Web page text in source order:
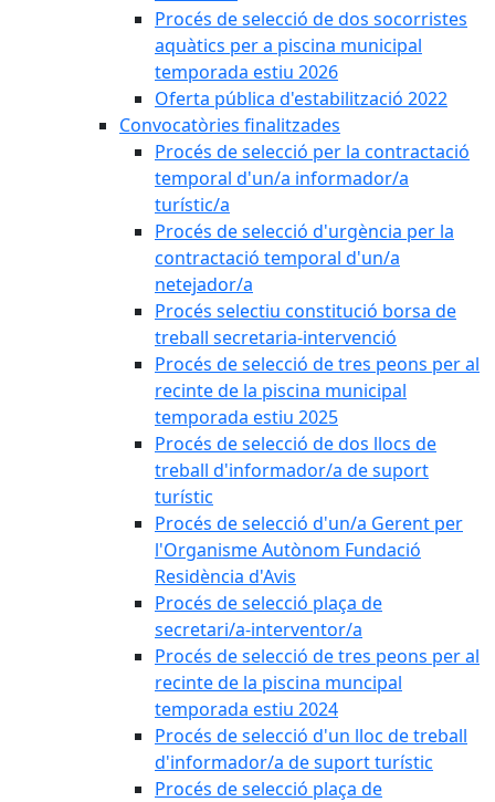
Procés de selecció de dos socorristes
aquàtics per a piscina municipal
temporada estiu 2026
Oferta pública d'estabilització 2022
Convocatòries finalitzades
Procés de selecció per la contractació
temporal d'un/a informador/a
turístic/a
Procés de selecció d'urgència per la
contractació temporal d'un/a
netejador/a
Procés selectiu constitució borsa de
treball secretaria-intervenció
Procés de selecció de tres peons per al
recinte de la piscina municipal
temporada estiu 2025
Procés de selecció de dos llocs de
treball d'informador/a de suport
turístic
Procés de selecció d'un/a Gerent per
l'Organisme Autònom Fundació
Residència d'Avis
Procés de selecció plaça de
secretari/a-interventor/a
Procés de selecció de tres peons per al
recinte de la piscina muncipal
temporada estiu 2024
Procés de selecció d'un lloc de treball
d'informador/a de suport turístic
Procés de selecció plaça de